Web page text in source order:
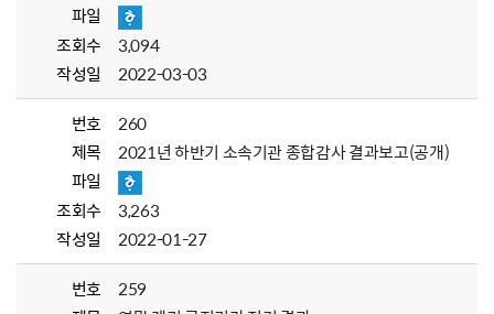
파일
조회수
3,094
작성일
2022-03-03
번호
260
제목
2021년 하반기 소속기관 종합감사 결과보고(공개)
파일
조회수
3,263
작성일
2022-01-27
번호
259